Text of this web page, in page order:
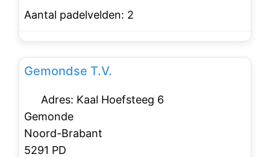
Aantal padelvelden: 2
Gemondse T.V.
Adres: Kaal Hoefsteeg 6
Gemonde
Noord-Brabant
5291 PD